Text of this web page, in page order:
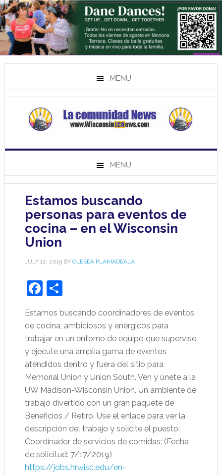
MENU
MENU
Estamos buscando
personas para eventos de
cocina – en el Wisconsin
Union
JULY 12, 2019BY OLESEA PLAMADEALA
Facebook
Share
Estamos buscando coordinadores de eventos
de cocina, ambiciosos y enérgicos para
trabajar en un entorno de equipo que supervise
y ejecute una amplia gama de eventos
atendidos dentro y fuera del sitio para
Memorial Union y Union South. Ven y únete a la
UW Madison-Wisconsin Union. Un ambiente de
trabajo divertido con un gran paquete de
Beneficios / Retiro. Use el enlace para ver la
descripción del trabajo y solicite el puesto:
Coordinador de servicios de comidas: (Fecha
de solicitud: 7/17/2019)
https://jobs.hr.wisc.edu/en-